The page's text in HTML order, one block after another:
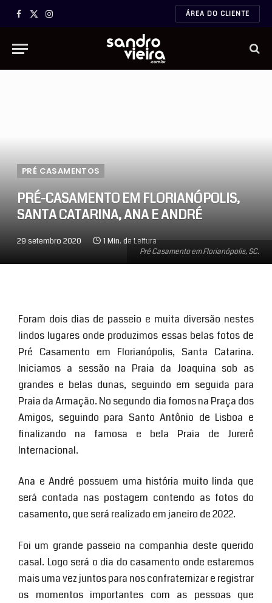
Facebook
X
Instagram ÁREA DO CLIENTE
Pré Casamento em Florianópolis, SC.
PRÉ CASAMENTOS
PRÉ-CASAMENTO EM FLORIANÓPOLIS,
SANTA CATARINA, ANA E ANDRÉ
29 setembro 2020 1 Min. de Leitura
Foram dois dias de passeio e muita diversão nestes
lindos lugares onde produzimos essas belas fotos de
Pré Casamento em Florianópolis, Santa Catarina.
Iniciamos a sessão na Praia da Joaquina sob as
grandes e belas dunas, seguindo em seguida para
Praia da Armação. No segundo dia fomos na Praça dos
Amigos, seguindo para Santo Antônio de Lisboa e
finalizando na famosa e bela Praia de Jurerê
Internacional.
Ana e André possuem uma história muito linda que
será contada nas postagem contendo as fotos do
casamento, que será realizado em janeiro de 2022.
Foi um grande passeio na companhia deste querido
casal. Logo será o dia do casamento onde estaremos
mais uma vez juntos para nos confraternizar e registrar
os momentos importantes com as pessoas que